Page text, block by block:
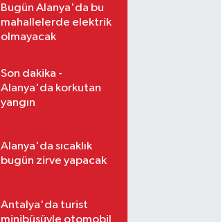
Bugün Alanya'da bu
mahallelerde elektrik
olmayacak
Son dakika -
Alanya'da korkutan
yangın
Alanya'da sıcaklık
bugün zirve yapacak
Antalya'da turist
minibüsüyle otomobil